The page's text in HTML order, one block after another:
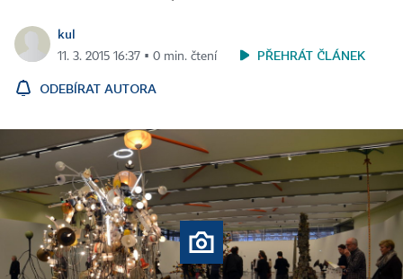
kul
11. 3. 2015 16:37 ▪ 0 min. čtení PŘEHRÁT ČLÁNEK
ODEBÍRAT AUTORA